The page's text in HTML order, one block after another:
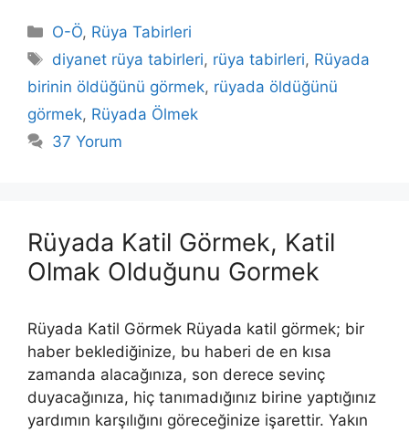
Kategoriler
O-Ö, Rüya Tabirleri
Etiketler
diyanet rüya tabirleri, rüya tabirleri, Rüyada
birinin öldüğünü görmek, rüyada öldüğünü
görmek, Rüyada Ölmek
37 Yorum
Rüyada Katil Görmek, Katil
Olmak Olduğunu Gormek
Rüyada Katil Görmek Rüyada katil görmek; bir
haber beklediğinize, bu haberi de en kısa
zamanda alacağınıza, son derece sevinç
duyacağınıza, hiç tanımadığınız birine yaptığınız
yardımın karşılığını göreceğinize işarettir. Yakın